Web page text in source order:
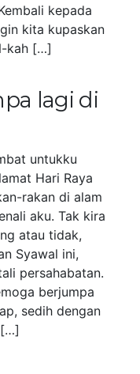
kepada
kita kupaskan
kah […]
lagi di
untukku
Hari Raya
rakan di alam
aku. Tak kira
atau tidak,
Syawal ini,
persahabatan.
berjumpa
sedih dengan
[…]